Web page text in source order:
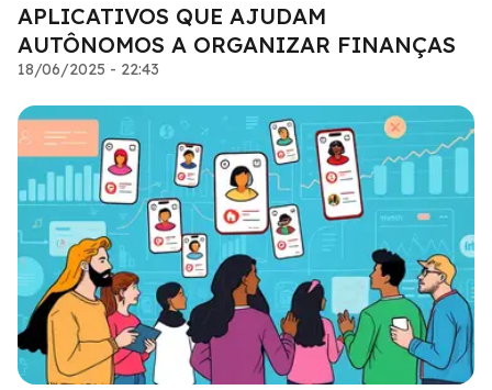
APLICATIVOS QUE AJUDAM
AUTÔNOMOS A ORGANIZAR FINANÇAS
18/06/2025 - 22:43